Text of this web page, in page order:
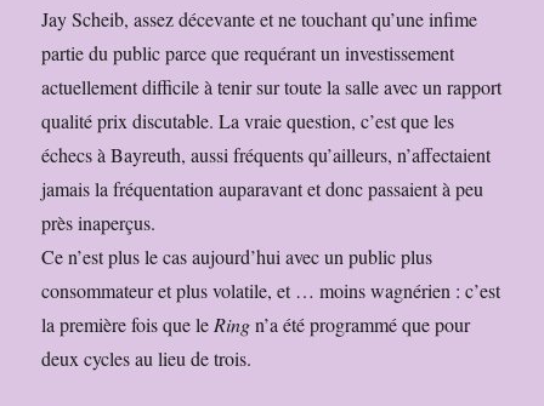
Jay Scheib, assez décevante et ne touchant qu’une infime
partie du public parce que requérant un investissement
actuellement difficile à tenir sur toute la salle avec un rapport
qualité prix discutable. La vraie question, c’est que les
échecs à Bayreuth, aussi fréquents qu’ailleurs, n’affectaient
jamais la fréquentation auparavant et donc passaient à peu
près inaperçus.
Ce n’est plus le cas aujourd’hui avec un public plus
consommateur et plus volatile, et … moins wagnérien : c’est
la première fois que leRingn’a été programmé que pour
deux cycles au lieu de trois.